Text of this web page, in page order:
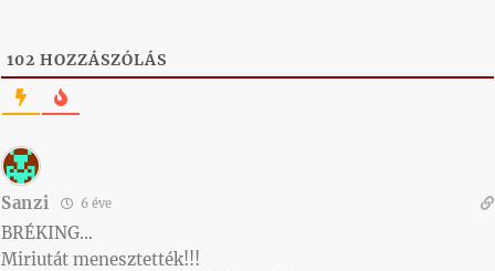
102 HOZZÁSZÓLÁS
Sanzi 6 éve
BRÉKING…
Miriutát menesztették!!!